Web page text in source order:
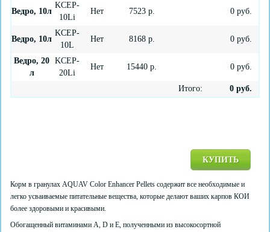
Ведро, 10л
KCEP-
10Li
Нет 7523р. 0руб.
Ведро, 10л
KCEP-
10L
Нет 8168р. 0руб.
Ведро, 20
л
KCEP-
20Li
Нет 15440 р. 0руб.
Итого: 0 руб.
КУПИТЬ
Корм в гранулах AQUAV Color Enhancer Pellets содержит все необходимые и
легко усваиваемые питательные вещества, которые делают ваших карпов КОИ
более здоровыми и красивыми.
Обогащенный витаминами A, D и Е, полученными из высокосортной